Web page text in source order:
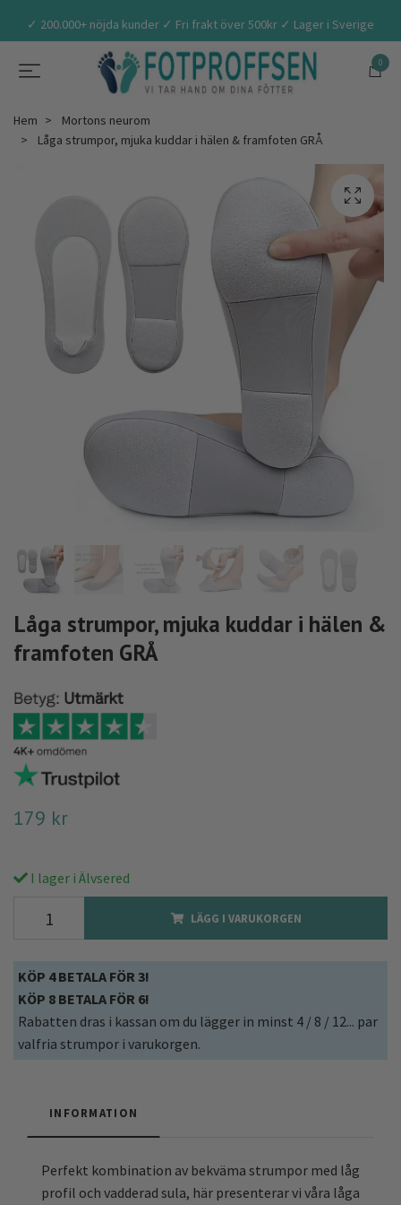
✓ 200.000+ nöjda kunder ✓ Fri frakt över 500kr ✓ Lager i Sverige
0
Hem
Mortons neurom
Låga strumpor, mjuka kuddar i hälen & framfoten GRÅ
Låga strumpor, mjuka kuddar i hälen &
framfoten GRÅ
179 kr
I lager i Älvsered
LÄGG I VARUKORGEN
KÖP 4 BETALA FÖR 3!
KÖP 8 BETALA FÖR 6!
Rabatten dras i kassan om du lägger in minst 4 / 8 / 12... par
valfria strumpor i varukorgen.
INFORMATION
Perfekt kombination av bekväma strumpor med låg
profil och vadderad sula, här presenterar vi våra låga